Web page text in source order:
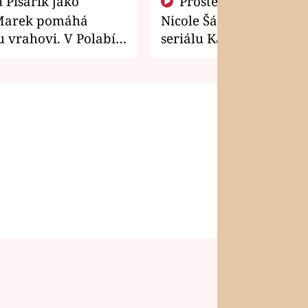
pomáhá
vrahovi. V Polabí
Nicole Šáchová získala
seriálu Kamarádi